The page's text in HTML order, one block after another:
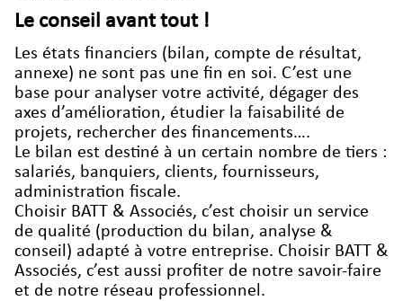
Le conseil avant tout !
Les états financiers (bilan, compte de résultat,
annexe) ne sont pas une fin en soi. C’est une
base pour analyser votre activité, dégager des
axes d’amélioration, étudier la faisabilité de
projets, rechercher des financements….
Le bilan est destiné à un certain nombre de tiers :
salariés, banquiers, clients, fournisseurs,
administration fiscale.
Choisir BATT & Associés, c’est choisir un service
de qualité (production du bilan, analyse &
conseil) adapté à votre entreprise. Choisir BATT &
Associés, c’est aussi profiter de notre savoir-faire
et de notre réseau professionnel.